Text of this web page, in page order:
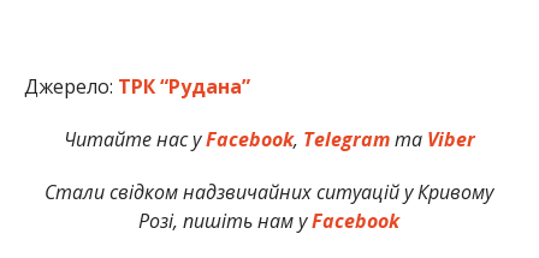
Джерело: ТРК “Рудана”
Читайте нас уFacebook, Telegramта Viber
Стали свідком надзвичайних ситуацій у Кривому
Розі, пишіть нам уFacebook